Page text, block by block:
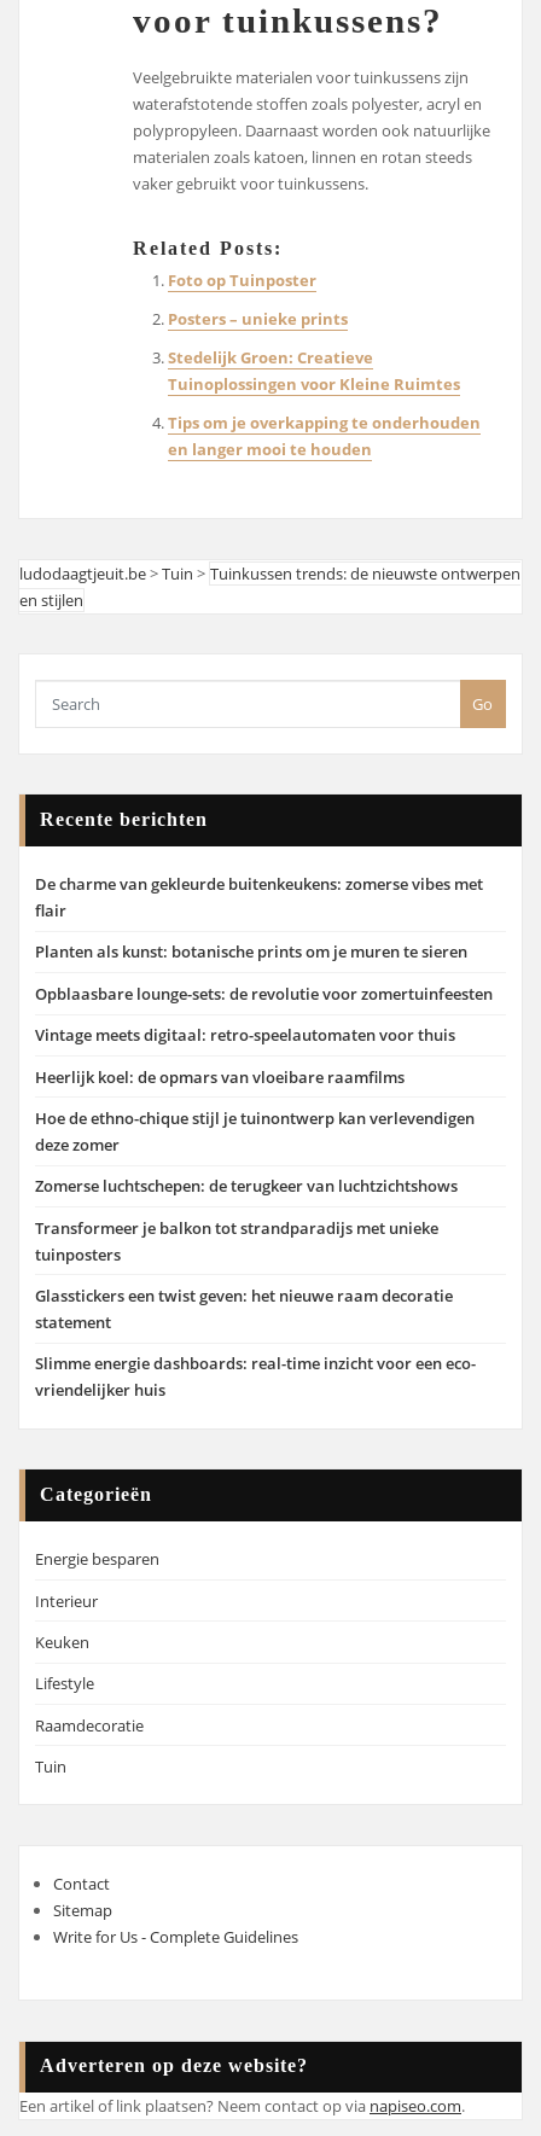
voor tuinkussens?
Veelgebruikte materialen voor tuinkussens zijn
waterafstotende stoffen zoals polyester, acryl en
polypropyleen. Daarnaast worden ook natuurlijke
materialen zoals katoen, linnen en rotan steeds
vaker gebruikt voor tuinkussens.
Related Posts:
Foto op Tuinposter
Posters – unieke prints
Stedelijk Groen: Creatieve
Tuinoplossingen voor Kleine Ruimtes
Tips om je overkapping te onderhouden
en langer mooi te houden
ludodaagtjeuit.be>Tuin > Tuinkussen trends: de nieuwste ontwerpen
en stijlen
Go
Recente berichten
De charme van gekleurde buitenkeukens: zomerse vibes met
flair
Planten als kunst: botanische prints om je muren te sieren
Opblaasbare lounge-sets: de revolutie voor zomertuinfeesten
Vintage meets digitaal: retro-speelautomaten voor thuis
Heerlijk koel: de opmars van vloeibare raamfilms
Hoe de ethno-chique stijl je tuinontwerp kan verlevendigen
deze zomer
Zomerse luchtschepen: de terugkeer van luchtzichtshows
Transformeer je balkon tot strandparadijs met unieke
tuinposters
Glasstickers een twist geven: het nieuwe raam decoratie
statement
Slimme energie dashboards: real-time inzicht voor een eco-
vriendelijker huis
Categorieën
Energie besparen
Interieur
Keuken
Lifestyle
Raamdecoratie
Tuin
Contact
Sitemap
Write for Us - Complete Guidelines
Adverteren op deze website?
Een artikel of link plaatsen? Neem contact op via napiseo.com.